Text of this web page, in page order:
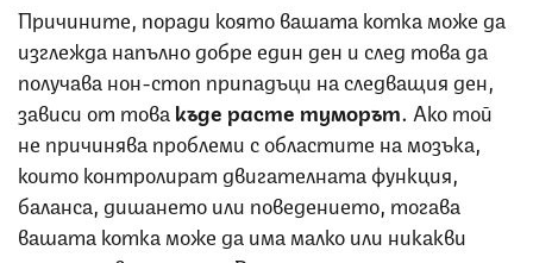
Причините, поради която вашата котка може да
изглежда напълно добре един ден и след това да
получава нон-стоп припадъци на следващия ден,
зависи от това къде расте туморът. Ако той
не причинява проблеми с областите на мозъка,
които контролират двигателната функция,
баланса, дишането или поведението, тогава
вашата котка може да има малко или никакви